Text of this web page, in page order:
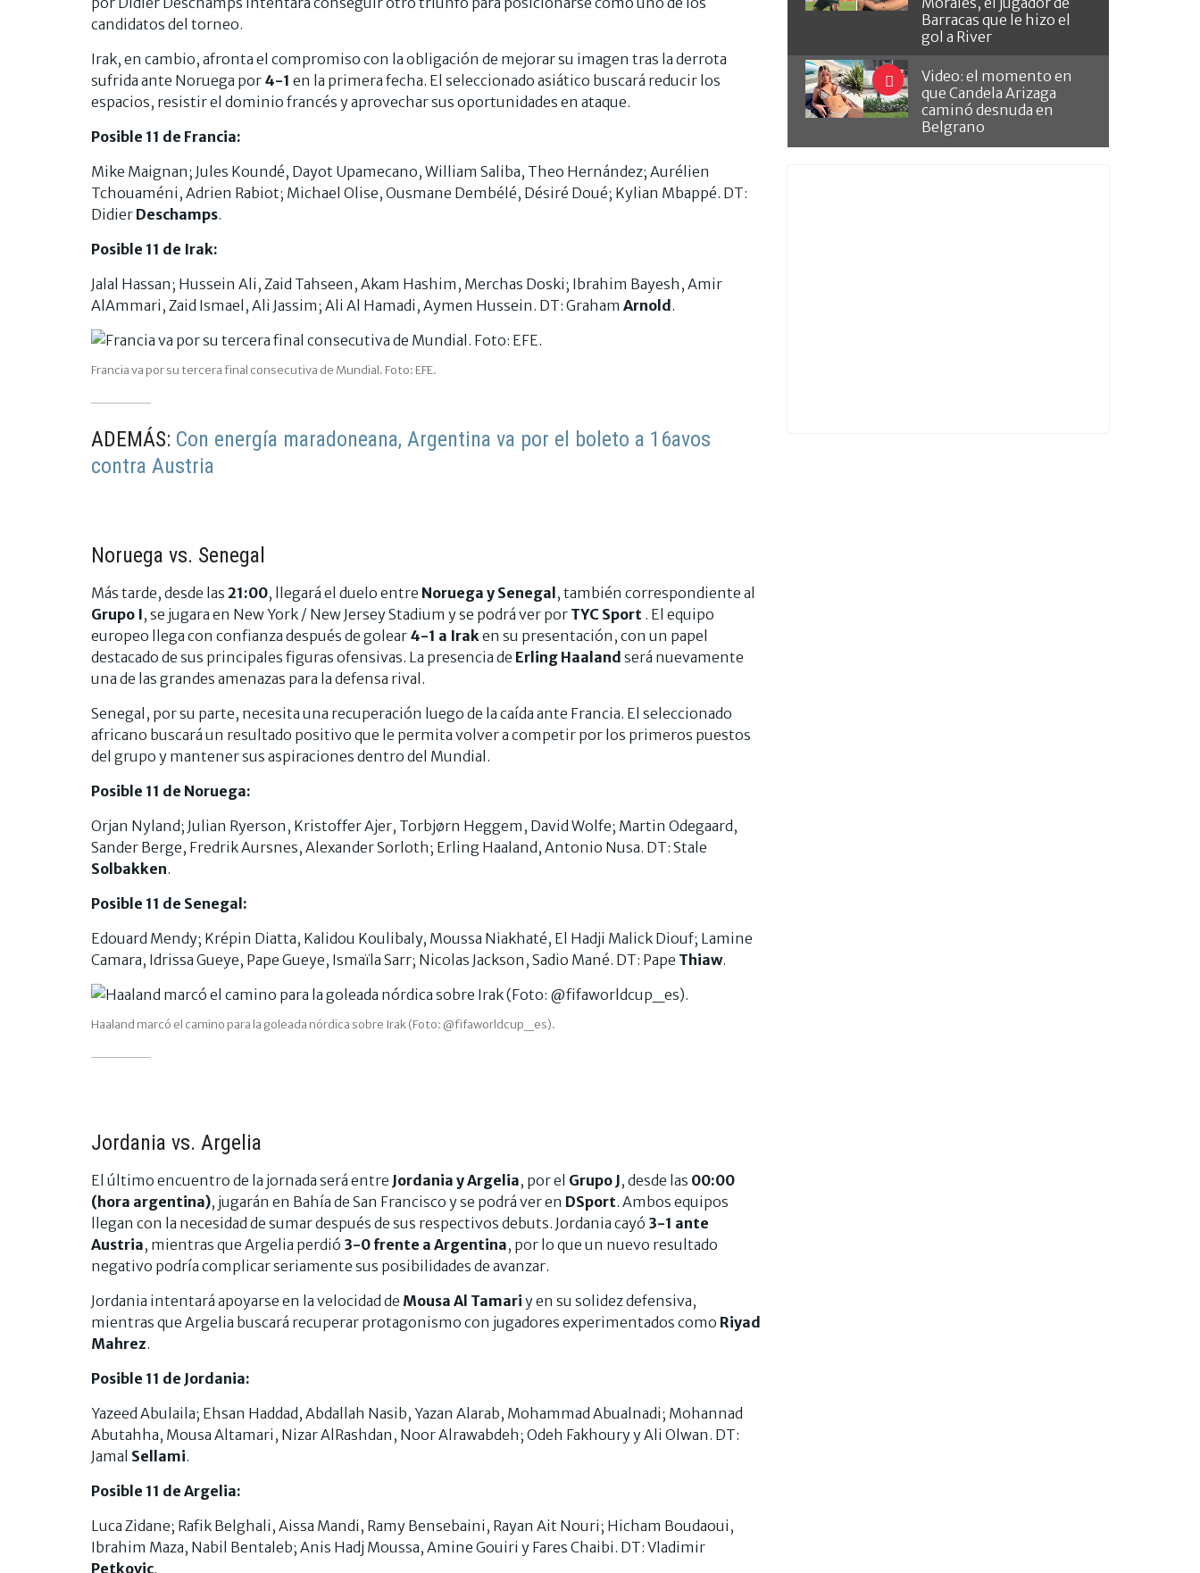
candidatos del torneo.
Irak, en cambio, afronta el compromiso con la obligación de mejorar su imagen tras la derrota
sufrida ante Noruega por 4-1 en la primera fecha. El seleccionado asiático buscará reducir los
espacios, resistir el dominio francés y aprovechar sus oportunidades en ataque.
Posible 11 de Francia:
Mike Maignan; Jules Koundé, Dayot Upamecano, William Saliba, Theo Hernández; Aurélien
Tchouaméni, Adrien Rabiot; Michael Olise, Ousmane Dembélé, Désiré Doué; Kylian Mbappé. DT:
Didier Deschamps.
Posible 11 de Irak:
Jalal Hassan; Hussein Ali, Zaid Tahseen, Akam Hashim, Merchas Doski; Ibrahim Bayesh, Amir
AlAmmari, Zaid Ismael, Ali Jassim; Ali Al Hamadi, Aymen Hussein. DT: Graham Arnold.
Francia va por su tercera final consecutiva de Mundial. Foto: EFE.
ADEMÁS: Con energía maradoneana, Argentina va por el boleto a 16avos
contra Austria
Noruega vs. Senegal
Más tarde, desde las 21:00, llegará el duelo entre Noruega y Senegal, también correspondiente al
Grupo I, se jugara en New York / New Jersey Stadium y se podrá ver por TYC Sport . El equipo
europeo llega con confianza después de golear 4-1 a Irak en su presentación, con un papel
destacado de sus principales figuras ofensivas. La presencia de Erling Haaland será nuevamente
una de las grandes amenazas para la defensa rival.
Senegal, por su parte, necesita una recuperación luego de la caída ante Francia. El seleccionado
africano buscará un resultado positivo que le permita volver a competir por los primeros puestos
del grupo y mantener sus aspiraciones dentro del Mundial.
Posible 11 de Noruega:
Orjan Nyland; Julian Ryerson, Kristoffer Ajer, Torbjørn Heggem, David Wolfe; Martin Odegaard,
Sander Berge, Fredrik Aursnes, Alexander Sorloth; Erling Haaland, Antonio Nusa. DT: Stale
Solbakken.
Posible 11 de Senegal:
Edouard Mendy; Krépin Diatta, Kalidou Koulibaly, Moussa Niakhaté, El Hadji Malick Diouf; Lamine
Camara, Idrissa Gueye, Pape Gueye, Ismaïla Sarr; Nicolas Jackson, Sadio Mané. DT: Pape Thiaw.
Haaland marcó el camino para la goleada nórdica sobre Irak (Foto: @fifaworldcup_es).
Jordania vs. Argelia
El último encuentro de la jornada será entre Jordania y Argelia, por el Grupo J, desde las 00:00
(hora argentina), jugarán en Bahía de San Francisco y se podrá ver en DSport. Ambos equipos
llegan con la necesidad de sumar después de sus respectivos debuts. Jordania cayó 3-1 ante
Austria, mientras que Argelia perdió 3-0 frente a Argentina, por lo que un nuevo resultado
negativo podría complicar seriamente sus posibilidades de avanzar.
Jordania intentará apoyarse en la velocidad de Mousa Al Tamari y en su solidez defensiva,
mientras que Argelia buscará recuperar protagonismo con jugadores experimentados como Riyad
Mahrez.
Posible 11 de Jordania:
Yazeed Abulaila; Ehsan Haddad, Abdallah Nasib, Yazan Alarab, Mohammad Abualnadi; Mohannad
Abutahha, Mousa Altamari, Nizar AlRashdan, Noor Alrawabdeh; Odeh Fakhoury y Ali Olwan. DT:
Jamal Sellami.
Posible 11 de Argelia:
Luca Zidane; Rafik Belghali, Aissa Mandi, Ramy Bensebaini, Rayan Ait Nouri; Hicham Boudaoui,
Ibrahim Maza, Nabil Bentaleb; Anis Hadj Moussa, Amine Gouiri y Fares Chaibi. DT: Vladimir
Petkovic.
Barracas que le hizo el
gol a River
Video: el momento en
que Candela Arizaga
caminó desnuda en
Belgrano